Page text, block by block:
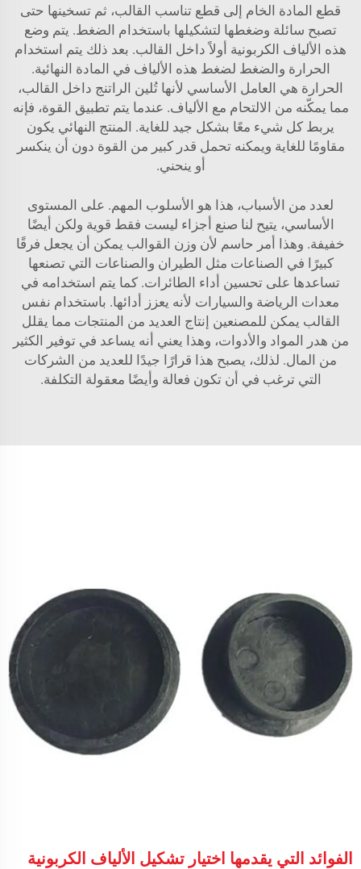
قطع المادة الخام إلى قطع تناسب القالب، ثم تسخينها حتى
تصبح سائلة وضغطها لتشكيلها باستخدام الضغط. يتم وضع
هذه الألياف الكربونية أولاً داخل القالب. بعد ذلك يتم استخدام
الحرارة والضغط لضغط هذه الألياف في المادة النهائية.
الحرارة هي العامل الأساسي لأنها تُلين الراتنج داخل القالب،
مما يمكّنه من الالتحام مع الألياف. عندما يتم تطبيق القوة، فإنه
يربط كل شيء معًا بشكل جيد للغاية. المنتج النهائي يكون
مقاومًا للغاية ويمكنه تحمل قدر كبير من القوة دون أن ينكسر
أو ينحني.
لعدد من الأسباب، هذا هو الأسلوب المهم. على المستوى
الأساسي، يتيح لنا صنع أجزاء ليست فقط قوية ولكن أيضًا
خفيفة. وهذا أمر حاسم لأن وزن القوالب يمكن أن يجعل فرقًا
كبيرًا في الصناعات مثل الطيران والصناعات التي تصنعها
تساعدها على تحسين أداء الطائرات. كما يتم استخدامه في
معدات الرياضة والسيارات لأنه يعزز أدائها. باستخدام نفس
القالب يمكن للمصنعين إنتاج العديد من المنتجات مما يقلل
من هدر المواد والأدوات، وهذا يعني أنه يساعد في توفير الكثير
من المال. لذلك، يصبح هذا قرارًا جيدًا للعديد من الشركات
التي ترغب في أن تكون فعالة وأيضًا معقولة التكلفة.
الفوائد التي يقدمها اختيار تشكيل الألياف الكربونية